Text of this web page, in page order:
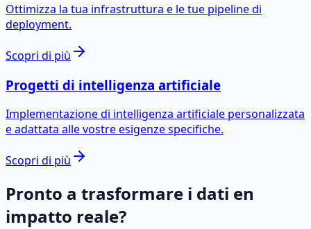
Ottimizza la tua infrastruttura e le tue pipeline di
deployment.
Scopri di più
Progetti di intelligenza artificiale
Implementazione di intelligenza artificiale personalizzata
e adattata alle vostre esigenze specifiche.
Scopri di più
Pronto a trasformare i dati en
impatto reale?